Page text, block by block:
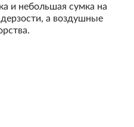
и небольшая сумка на
а воздушные